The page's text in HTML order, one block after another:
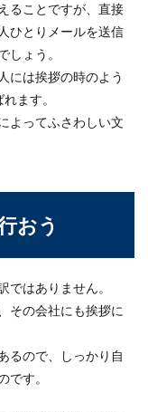
ることですが、直接
ひとりメールを送信
しょう。
には挨拶の時のよう
ます。
よってふさわしい文
おう
はありません。
その会社にも挨拶に
るので、しっかり自
です。